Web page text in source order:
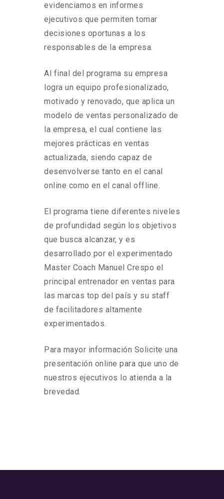
evidenciamos en informes
ejecutivos que permiten tomar
decisiones oportunas a los
responsables de la empresa.
Al final del programa su empresa
logra un equipo profesionalizado,
motivado y renovado, que aplica un
modelo de ventas personalizado de
la empresa, el cual contiene las
mejores prácticas en ventas
actualizada, siendo capaz de
desenvolverse tanto en el canal
online como en el canal offline.
El programa tiene diferentes niveles
de profundidad según los objetivos
que busca alcanzar, y es
desarrollado por el experimentado
Master Coach Manuel Crespo el
principal entrenador en ventas para
las marcas top del país y su staff
de facilitadores altamente
experimentados.
Para mayor información Solicite una
presentación online para que uno de
nuestros ejecutivos lo atienda a la
brevedad.